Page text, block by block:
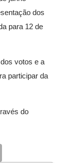
dos
para 12 de
votos e a
participar da
do